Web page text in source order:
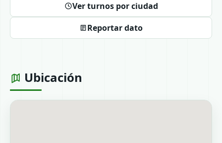
Ver turnos por ciudad
Reportar dato
Ubicación